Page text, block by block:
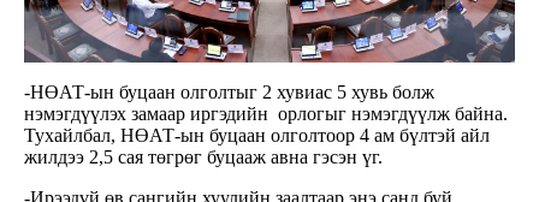
-НӨАТ-ын буцаан олголтыг 2 хувиас 5 хувь болж
нэмэгдүүлэх замаар иргэдийн орлогыг нэмэгдүүлж байна.
Тухайлбал, НӨАТ-ын буцаан олголтоор 4 ам бүлтэй айл
жилдээ 2,5 сая төгрөг буцааж авна гэсэн үг.